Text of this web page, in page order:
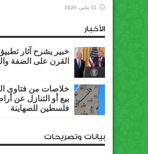
31 يناير، 2020
الأخبار
خبير يشرح آثار
القرن على الضفة
خلاصات من فتاوى
بيع أو التنازل عن
فلسطين للصهاينة
بيانات وتصريحات